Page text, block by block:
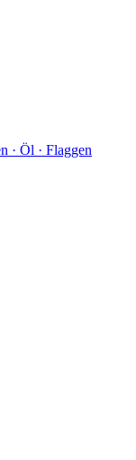
· Öl · Flaggen